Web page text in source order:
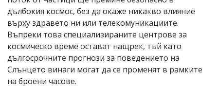
дълбокия космос, без да окаже никакво влияние
върху здравето ни или телекомуникациите.
Въпреки това специализираните центрове за
космическо време остават нащрек, тъй като
дългосрочните прогнози за поведението на
Слънцето винаги могат да се променят в рамките
на броени часове.